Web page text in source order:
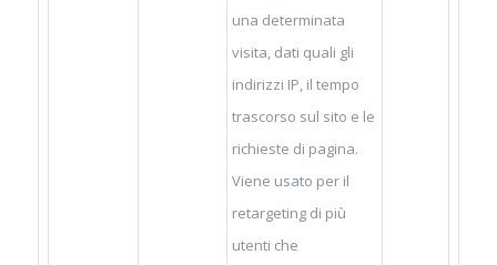
una determinata
visita, dati quali gli
indirizzi IP, il tempo
trascorso sul sito e le
richieste di pagina.
Viene usato per il
retargeting di più
utenti che